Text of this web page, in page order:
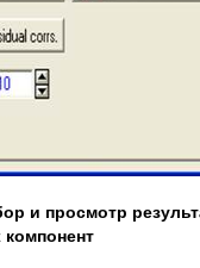
и просмотр